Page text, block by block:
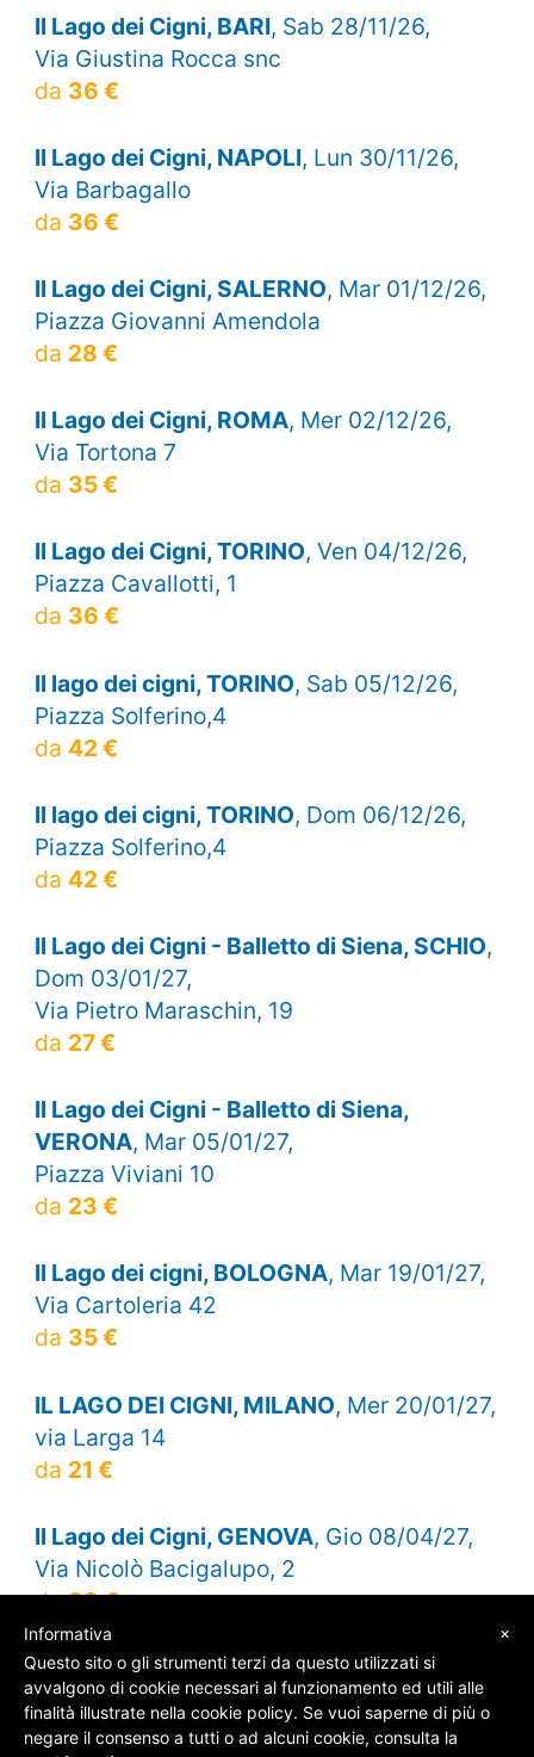
Il Lago dei Cigni, BARI, Sab 28/11/26,
Via Giustina Rocca snc
da 36 €
Il Lago dei Cigni, NAPOLI, Lun 30/11/26,
Via Barbagallo
da 36 €
Il Lago dei Cigni, SALERNO, Mar 01/12/26,
Piazza Giovanni Amendola
da 28 €
Il Lago dei Cigni, ROMA, Mer 02/12/26,
Via Tortona 7
da 35 €
Il Lago dei Cigni, TORINO, Ven 04/12/26,
Piazza Cavallotti, 1
da 36 €
Il lago dei cigni, TORINO, Sab 05/12/26,
Piazza Solferino,4
da 42 €
Il lago dei cigni, TORINO, Dom 06/12/26,
Piazza Solferino,4
da 42 €
Il Lago dei Cigni - Balletto di Siena, SCHIO,
Dom 03/01/27,
Via Pietro Maraschin, 19
da 27 €
Il Lago dei Cigni - Balletto di Siena,
VERONA, Mar 05/01/27,
Piazza Viviani 10
da 23 €
Il Lago dei cigni, BOLOGNA, Mar 19/01/27,
Via Cartoleria 42
da 35 €
IL LAGO DEI CIGNI, MILANO, Mer 20/01/27,
via Larga 14
da 21 €
Il Lago dei Cigni, GENOVA, Gio 08/04/27,
Via Nicolò Bacigalupo, 2
da39 €
© SOS Biglietti - P.Iva 09162100961 -Chi Siamo
×
Informativa
Questo sito o gli strumenti terzi da questo utilizzati si
avvalgono di cookie necessari al funzionamento ed utili alle
finalità illustrate nella cookie policy. Se vuoi saperne di più o
negare il consenso a tutti o ad alcuni cookie, consulta la